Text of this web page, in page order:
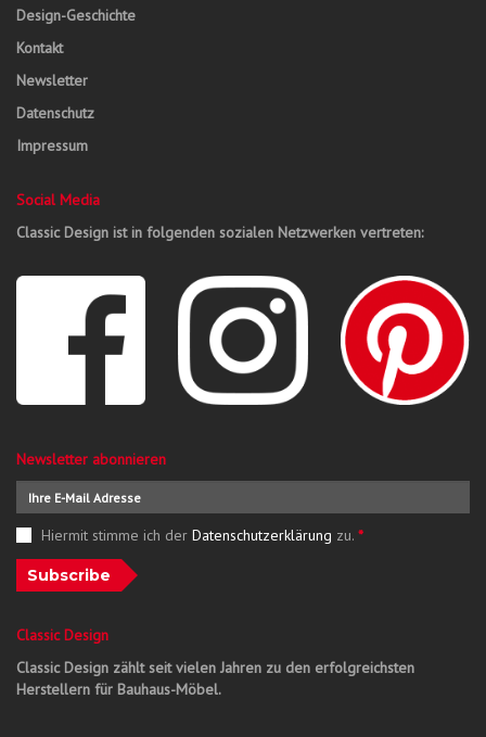
Design-Geschichte
Kontakt
Newsletter
Datenschutz
Impressum
Social Media
Classic Design ist in folgenden sozialen Netzwerken vertreten:
Newsletter abonnieren
Hiermit stimme ich der Datenschutzerklärung zu. *
Subscribe
Classic Design
Classic Design zählt seit vielen Jahren zu den erfolgreichsten
Herstellern für Bauhaus-Möbel.